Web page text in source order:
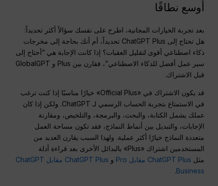
أوسع نطاقًا
بعد تجربة الخيارات المجانية، اطرح على نفسك سؤالاً أكثر تحديداً:
هل تحتاج إلى ChatGPT Plus تحديداً، أم أنك بحاجة إلى مخرجات
ذكاء اصطناعي أقوى لتقليل العقبات؟ إذا كانت الإجابة هي “أحتاج إلى
سير عمل أفضل للذكاء الاصطناعي”، فقارن بين Plus و GlobalGPT
قبل الاشتراك.
قد يكون الاشتراك في «Official Plus» خيارًا مناسبًا إذا كنت ترغب
في الاستمتاع بتجربة الحساب الرسمي لـ ChatGPT. ولكن إذا كان
عملك يشمل الكتابة، والبحث، والبرمجة، والتلخيص، ومقارنة
الإجابات، والتبديل بين أنماط النماذج، فقد تكون مساحة العمل
متعددة النماذج خيارًا أكثر عملية. ولهذا السبب يقارن العديد من
المستخدمين اشتراك «Plus» بالبدائل الأخرى بعد قراءة أدلة
مثل ChatGPT Plus مقابل Pro و
ChatGPT Plus مقابل ChatGPT
Business
.